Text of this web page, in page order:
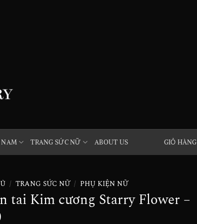
NAM TRANG SỨC NỮ ABOUT US GIỎ HÀNG
/ TRANG SỨC NỮ / PHỤ KIỆN NỮ
tai Kim cương Starry Flower –